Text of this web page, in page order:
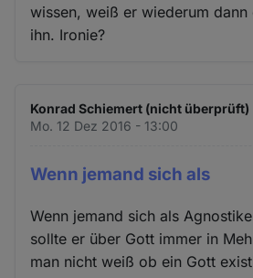
wissen, weiß er wiederum
ihn. Ironie?
Konrad Schiemert (nicht überprüft)
Mo. 12 Dez 2016 - 13:00
Wenn jemand sich als
Wenn jemand sich als
sollte er über Gott immer in
man nicht weiß ob ein Gott